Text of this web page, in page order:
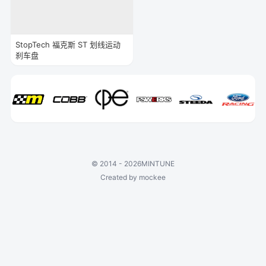
StopTech 福克斯 ST 划线运动
刹车盘
© 2014 - 2026MINTUNE
Created by mockee